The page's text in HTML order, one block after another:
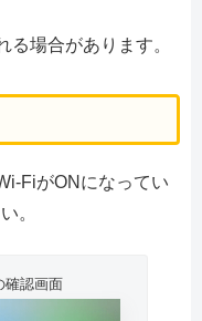
る場合があります。
FiがONになってい
。
確認画面